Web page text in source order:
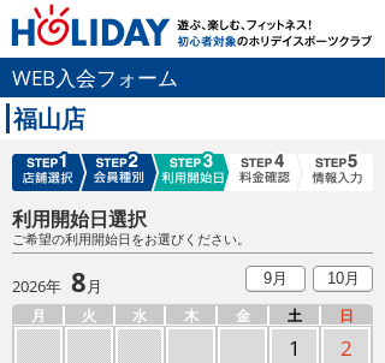
WEB入会フォーム
福山店
利用開始日選択
ご希望の利用開始日をお選びください。
2026年 8月 9月 10月
月 火 水 木 金 土 日
1
2